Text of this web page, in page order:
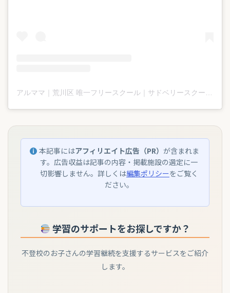
本記事にはアフィリエイト広告（PR） が含まれま
す。広告収益は記事の内容・掲載施設の選定に一
切影響しません。詳しくは編集ポリシーをご覧く
ださい。
学習のサポートをお探しですか？
不登校のお子さんの学習継続を支援するサービスをご紹介
します。